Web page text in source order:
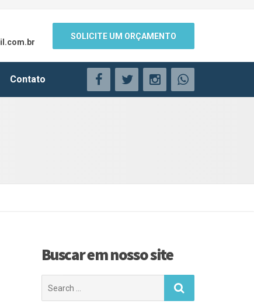
Contato
SOLICITE UM ORÇAMENTO
Buscar em nosso site
for: